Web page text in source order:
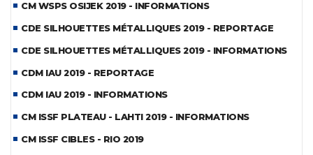
CM WSPS OSIJEK 2019 - INFORMATIONS
CDE SILHOUETTES MÉTALLIQUES 2019 - REPORTAGE
CDE SILHOUETTES MÉTALLIQUES 2019 - INFORMATIONS
CDM IAU 2019 - REPORTAGE
CDM IAU 2019 - INFORMATIONS
CM ISSF PLATEAU - LAHTI 2019 - INFORMATIONS
CM ISSF CIBLES - RIO 2019